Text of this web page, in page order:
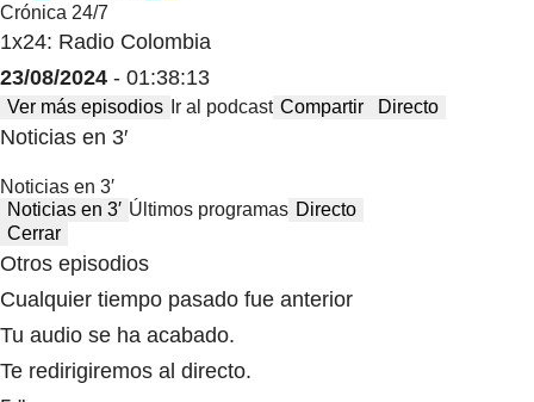
Crónica 24/7
1x24: Radio Colombia
23/08/2024 - 01:38:13
Ver más episodios Ir al podcast Compartir Directo
Noticias en 3′
Noticias en 3′
Noticias en 3′ Últimos programas Directo
Cerrar
Otros episodios
Cualquier tiempo pasado fue anterior
Tu audio se ha acabado.
Te redirigiremos al directo.